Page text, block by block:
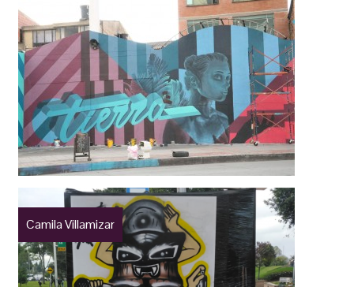
Camila Villamizar